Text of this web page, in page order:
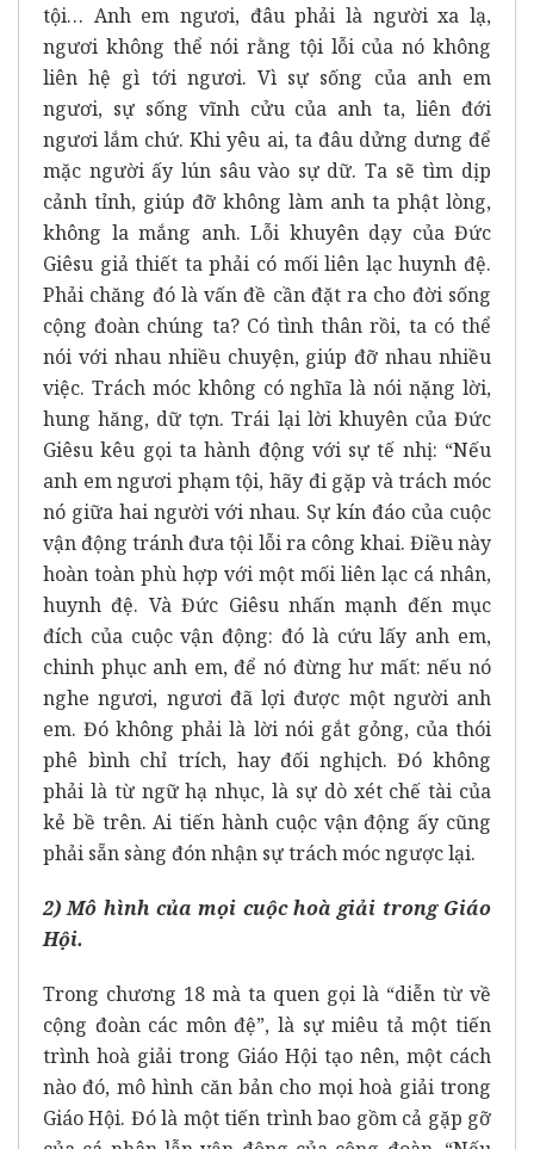
tội… Anh em ngươi, đâu phải là người xa lạ,
ngươi không thể nói rằng tội lỗi của nó không
liên hệ gì tới ngươi. Vì sự sống của anh em
ngươi, sự sống vĩnh cửu của anh ta, liên đới
ngươi lắm chứ. Khi yêu ai, ta đâu dửng dưng để
mặc người ấy lún sâu vào sự dữ. Ta sẽ tìm dịp
cảnh tỉnh, giúp đỡ không làm anh ta phật lòng,
không la mắng anh. Lỗi khuyên dạy của Đức
Giêsu giả thiết ta phải có mối liên lạc huynh đệ.
Phải chăng đó là vấn đề cần đặt ra cho đời sống
cộng đoàn chúng ta? Có tình thân rồi, ta có thể
nói với nhau nhiều chuyện, giúp đỡ nhau nhiều
việc. Trách móc không có nghĩa là nói nặng lời,
hung hăng, dữ tợn. Trái lại lời khuyên của Đức
Giêsu kêu gọi ta hành động với sự tế nhị: “Nếu
anh em ngươi phạm tội, hãy đi gặp và trách móc
nó giữa hai người với nhau. Sự kín đáo của cuộc
vận động tránh đưa tội lỗi ra công khai. Điều này
hoàn toàn phù hợp với một mối liên lạc cá nhân,
huynh đệ. Và Đức Giêsu nhấn mạnh đến mục
đích của cuộc vận động: đó là cứu lấy anh em,
chinh phục anh em, để nó đừng hư mất: nếu nó
nghe ngươi, ngươi đã lợi được một người anh
em. Đó không phải là lời nói gắt gỏng, của thói
phê bình chỉ trích, hay đối nghịch. Đó không
phải là từ ngữ hạ nhục, là sự dò xét chế tài của
kẻ bề trên. Ai tiến hành cuộc vận động ấy cũng
phải sẵn sàng đón nhận sự trách móc ngược lại.
2) Mô hình của mọi cuộc hoà giải trong Giáo
Hội.
Trong chương 18 mà ta quen gọi là “diễn từ về
cộng đoàn các môn đệ”, là sự miêu tả một tiến
trình hoà giải trong Giáo Hội tạo nên, một cách
nào đó, mô hình căn bản cho mọi hoà giải trong
Giáo Hội. Đó là một tiến trình bao gồm cả gặp gỡ